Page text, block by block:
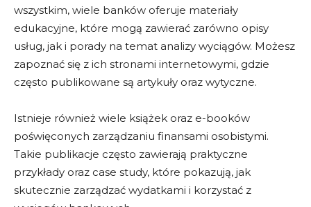
wszystkim, wiele banków oferuje materiały
edukacyjne, które mogą zawierać zarówno opisy
usług, jak i porady na temat analizy wyciągów. Możesz
zapoznać się z ich stronami internetowymi, gdzie
często publikowane są artykuły oraz wytyczne.
Istnieje również wiele książek oraz e-booków
poświęconych zarządzaniu finansami osobistymi.
Takie publikacje często zawierają praktyczne
przykłady oraz case study, które pokazują, jak
skutecznie zarządzać wydatkami i korzystać z